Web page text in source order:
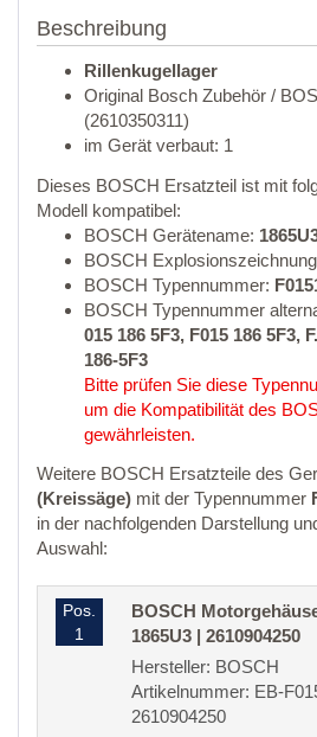
Beschreibung
Rillenkugellager
Original Bosch Zubehör /
(2610350311)
im Gerät verbaut: 1
Dieses BOSCH Ersatzteil ist mit
Modell kompatibel:
BOSCH Gerätename:
BOSCH
BOSCH Typennummer:
BOSCH Typennummer
015 186 5F3, F015 186 5F3,
186-5F3
Bitte prüfen Sie diese
um die Kompatibilität des
gewährleisten.
Weitere BOSCH Ersatzteile des
(Kreissäge) mit der Typennummer
in der nachfolgenden Darstellung
Auswahl:
Pos.
1
BOSCH
1865U3 | 2610904250
Hersteller: BOSCH
Artikelnummer: EB-
2610904250